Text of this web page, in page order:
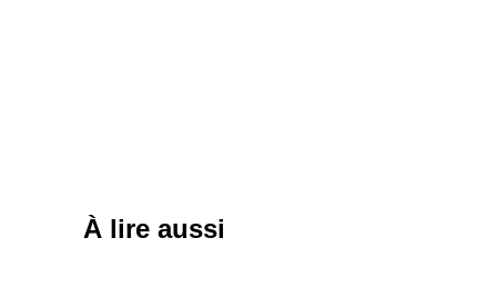
À lire aussi